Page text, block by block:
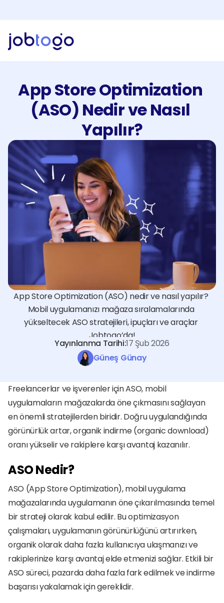
App Store Optimization
(ASO) Nedir ve Nasıl
Yapılır?
App Store Optimization (ASO) nedir ve nasıl yapılır?
Mobil uygulamanızı mağaza sıralamalarında
yükseltecek ASO stratejileri, ipuçları ve araçlar
Jobtogo’da!
Yayınlanma Tarihi:17 Şub 2026
Güneş Günay
Freelancerlar ve işverenler için ASO, mobil
uygulamaların mağazalarda öne çıkmasını sağlayan
en önemli stratejilerden biridir. Doğru uygulandığında
görünürlük artar, organik indirme (organic download)
oranı yükselir ve rakiplere karşı avantaj kazanılır.
ASO Nedir?
ASO (App Store Optimization), mobil uygulama
mağazalarında uygulamanın öne çıkarılmasında temel
bir strateji olarak kabul edilir. Bu optimizasyon
çalışmaları, uygulamanın görünürlüğünü artırırken,
organik olarak daha fazla kullanıcıya ulaşmanızı ve
rakiplerinize karşı avantaj elde etmenizi sağlar. Etkili bir
ASO süreci, pazarda daha fazla fark edilmek ve indirme
başarısı yakalamak için gereklidir.
Giriş Yap
Kaydol
İşveren
Faturalandırma
Hizmetlerimiz
EN